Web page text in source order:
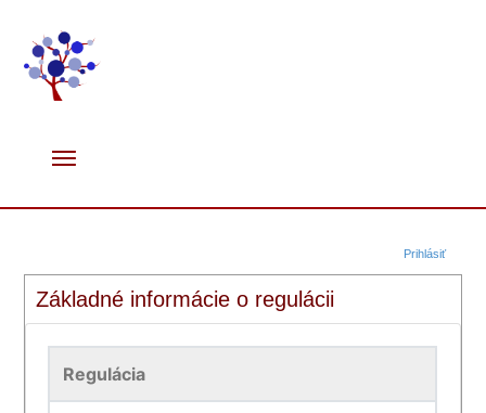
Prihlásiť
Základné informácie o regulácii
Regulácia